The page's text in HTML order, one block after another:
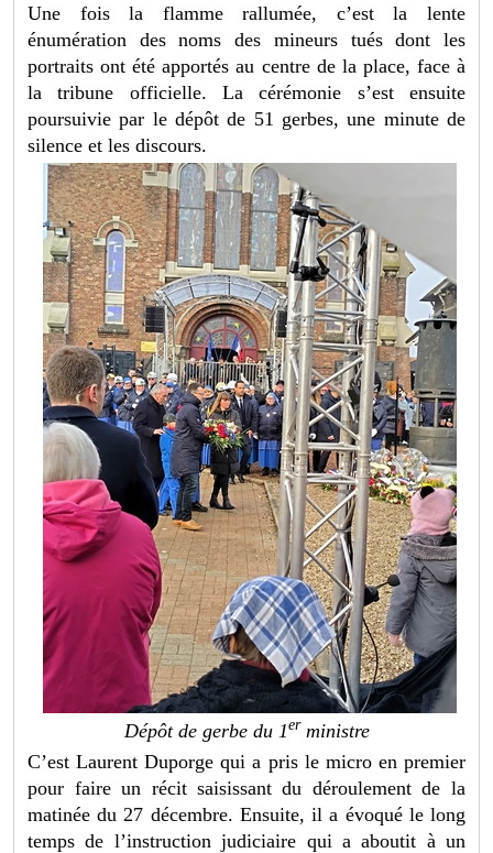
Une fois la flamme rallumée, c’est la lente
énumération des noms des mineurs tués dont les
portraits ont été apportés au centre de la place, face à
la tribune officielle. La cérémonie s’est ensuite
poursuivie par le dépôt de 51 gerbes, une minute de
silence et les discours.
Dépôt de gerbe du 1erministre
C’est Laurent Duporge qui a pris le micro en premier
pour faire un récit saisissant du déroulement de la
matinée du 27 décembre. Ensuite, il a évoqué le long
temps de l’instruction judiciaire qui a aboutit à un